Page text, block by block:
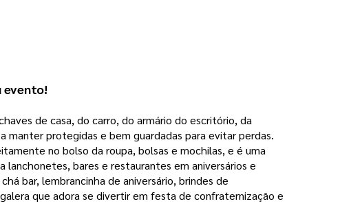
evento!
de casa, do carro, do armário do escritório, da
manter protegidas e bem guardadas para evitar perdas.
no bolso da roupa, bolsas e mochilas, e é uma
bares e restaurantes em aniversários e
bar, lembrancinha de aniversário, brindes de
que adora se divertir em festa de confraternização e